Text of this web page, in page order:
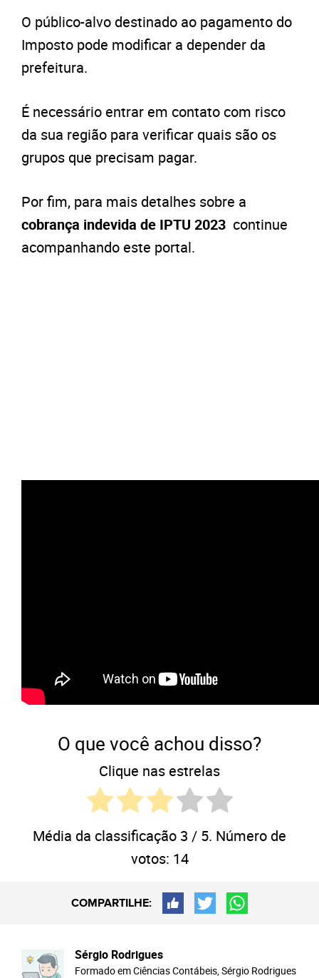
O público-alvo destinado ao pagamento do
Imposto pode modificar a depender da
prefeitura.
É necessário entrar em contato com risco
da sua região para verificar quais são os
grupos que precisam pagar.
Por fim, para mais detalhes sobre a
cobrança indevida de IPTU 2023 continue
acompanhando este portal.
O que você achou disso?
Clique nas estrelas
Média da classificação 3 / 5. Número de
votos: 14
COMPARTILHE:
Sérgio Rodrigues
Formado em Ciências Contábeis, Sérgio Rodrigues